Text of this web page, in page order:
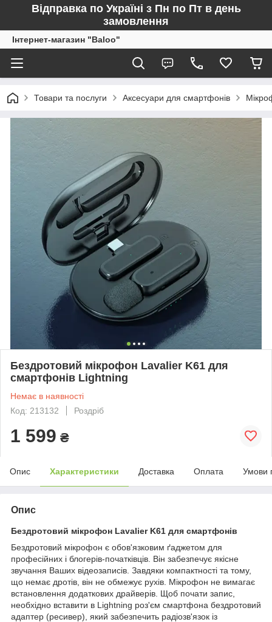
Відправка по Україні з Пн по Пт в день
замовлення
Інтернет-магазин "Baloo"
Товари та послуги Аксесуари для смартфонів
Бездротовий мікрофон Lavalier K61 для
смартфонів Lightning
Немає в наявності
Код: 213132
Роздріб
1 599 ₴
Опис Характеристики Доставка Оплата Умови
Опис
Бездротовий мікрофон Lavalier K61 для смартфонів
Бездротовий мікрофон є обов'язковим ґаджетом для
професійних і блогерів-початківців. Він забезпечує якісне
звучання Ваших відеозаписів. Завдяки компактності та тому,
що немає дротів, він не обмежує рухів. Мікрофон не вимагає
встановлення додаткових драйверів. Щоб почати запис,
необхідно вставити в Lightning роз'єм смартфона бездротовий
адаптер (ресивер), який забезпечить радіозв'язок із